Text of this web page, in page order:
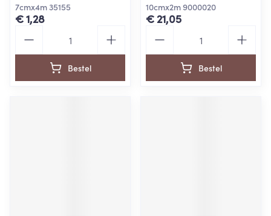
7cmx4m 35155
€ 1,28
Bestel
10cmx2m 9000020
€ 21,05
Bestel